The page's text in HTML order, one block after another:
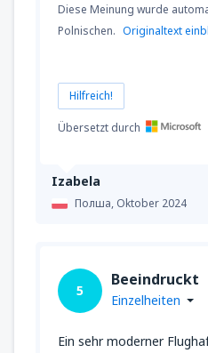
Izabela
Полша, Oktober 2024
Diese Meinung wurde
Polnischen. Originaltext
Hilfreich!
Übersetzt durch
5
Beeindruckt
Einzelheiten
Ein sehr moderner